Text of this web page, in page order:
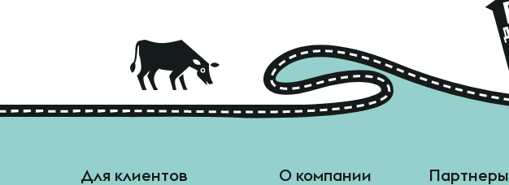
Для клиентов О компании Партнеры